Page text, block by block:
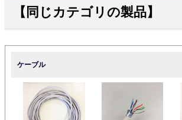
【同じカテゴリの製品】
ケーブル